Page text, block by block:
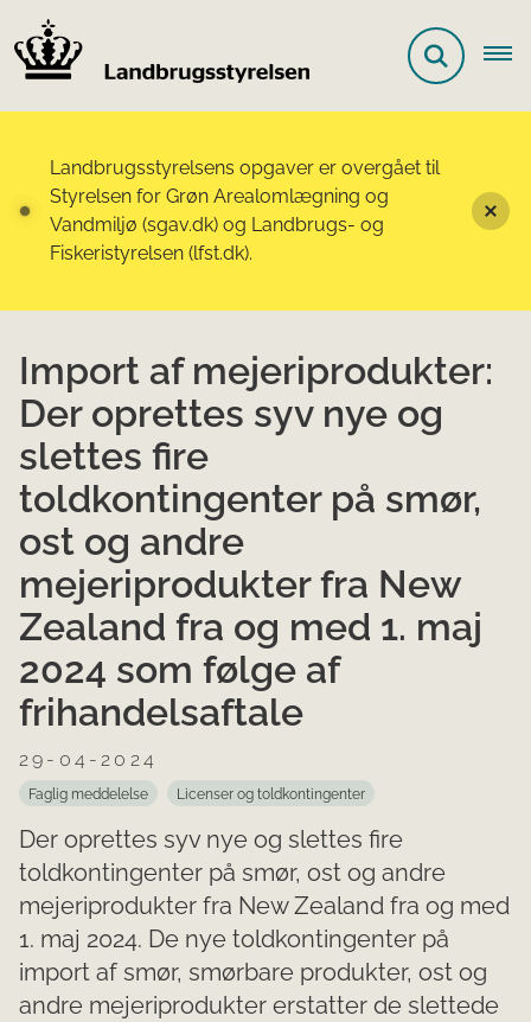
Landbrugsstyrelsens opgaver er overgået til
Styrelsen for Grøn Arealomlægning og
Vandmiljø (sgav.dk) og Landbrugs- og
Fiskeristyrelsen (lfst.dk).
Import af mejeriprodukter:
Der oprettes syv nye og
slettes fire
toldkontingenter på smør,
ost og andre
mejeriprodukter fra New
Zealand fra og med 1. maj
2024 som følge af
frihandelsaftale
29-04-2024
Faglig meddelelse Licenser og toldkontingenter
Der oprettes syv nye og slettes fire
toldkontingenter på smør, ost og andre
mejeriprodukter fra New Zealand fra og med
1. maj 2024. De nye toldkontingenter på
import af smør, smørbare produkter, ost og
andre mejeriprodukter erstatter de slettede